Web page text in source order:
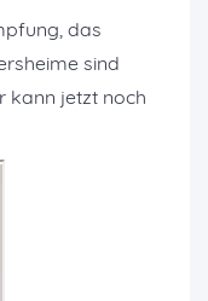
das
sind
kann jetzt noch